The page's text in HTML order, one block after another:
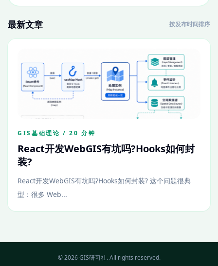
最新文章 按发布时间排序
GIS基础理论 / 20 分钟
React开发WebGIS有坑吗?Hooks如何封
装?
React开发WebGIS有坑吗?Hooks如何封装? 这个问题很典
型：很多 Web...
© 2026 GIS研习社. All rights reserved.